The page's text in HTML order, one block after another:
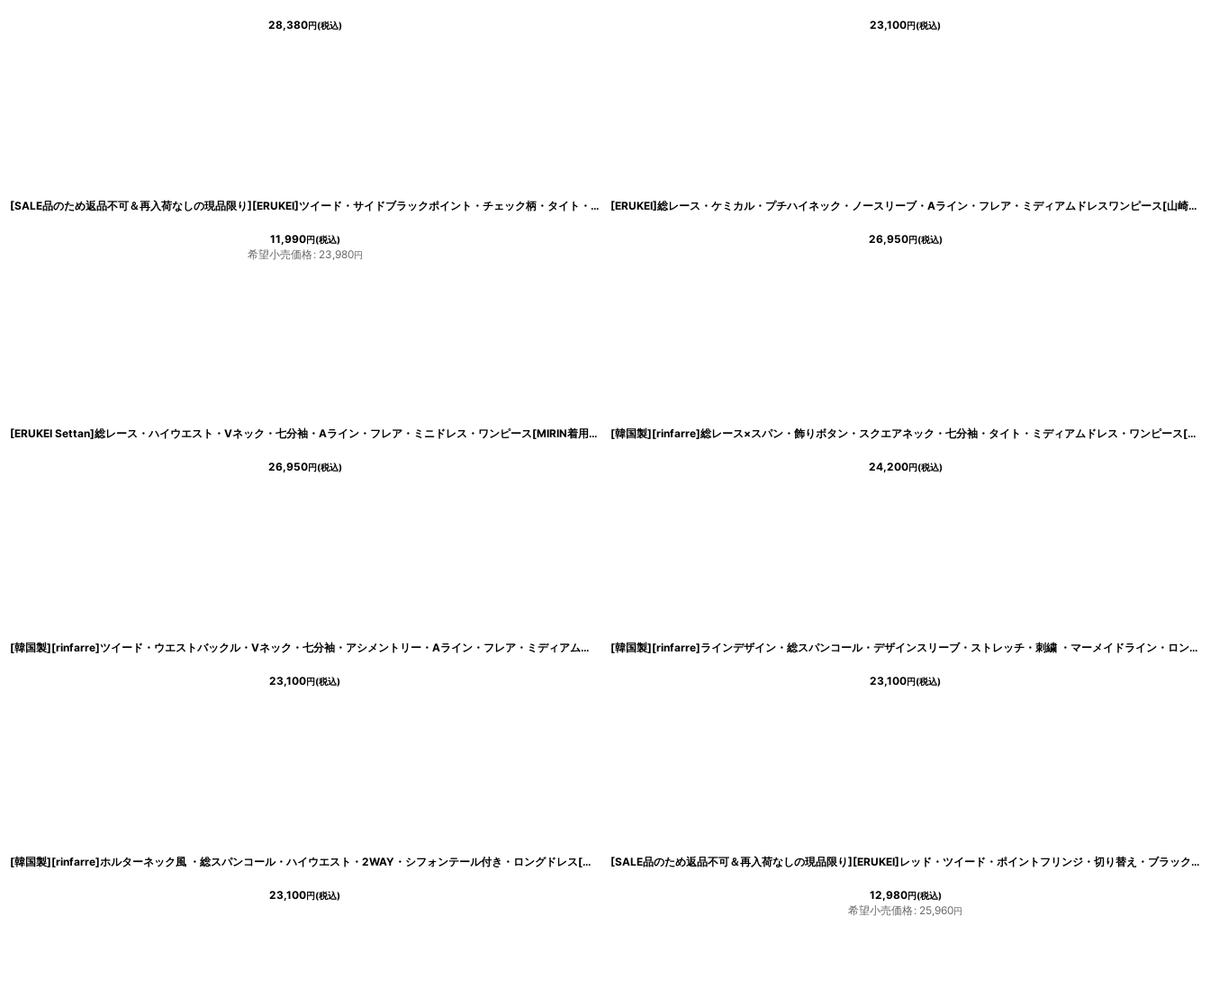
28,380円(税込) 23,100円(税込)
[SALE品のため返品不可＆再入荷なしの現品限り][ERUKEI]ツイード・サイドブラックポイント・チェック柄・タイト・ノースリーブ・ミニドレス・ワンピース[山崎みどり・れお着用]《送料＆代引き手数料無料》 [lk-c22072]
11,990円(税込)
希望小売価格: 23,980円
[ERUKEI]総レース・ケミカル・プチハイネック・ノースリーブ・Aライン・フレア・ミディアムドレスワンピース[山崎みどり・黒木麗奈着用]《送料＆代引き手数料無料》mypk
26,950円(税込)
[ERUKEI Settan]総レース・ハイウエスト・Vネック・七分袖・Aライン・フレア・ミニドレス・ワンピース[MIRIN着用]《送料＆代引き手数料無料》 [lk-s32088s]
26,950円(税込)
[韓国製][rinfarre]総レース×スパン・飾りボタン・スクエアネック・七分袖・タイト・ミディアムドレス・ワンピース[山崎みどり着用]《送料＆代引き手数料無料》myall
24,200円(税込)
[韓国製][rinfarre]ツイード・ウエストバックル・Vネック・七分袖・アシメントリー・Aライン・フレア・ミディアムドレス・ワンピース[山崎みどり着用]《送料＆代引き手数料無料》my [ cd-k05814p ]
23,100円(税込)
[韓国製][rinfarre]ラインデザイン・総スパンコール・デザインスリーブ・ストレッチ・刺繍 ・マーメイドライン・ロングドレス[山崎みどり・黒木麗奈着用]《送料＆代引き手数料無料》 mynv
23,100円(税込)
[韓国製][rinfarre]ホルターネック風 ・総スパンコール・ハイウエスト・2WAY・シフォンテール付き・ロングドレス[黒木麗奈着用]《送料＆代引き手数料無料》 [cd-k05807km]
23,100円(税込)
[SALE品のため返品不可＆再入荷なしの現品限り][ERUKEI]レッド・ツイード・ポイントフリンジ・切り替え・ブラックライン・タイト・膝丈・ミニドレス・ワンピース[黒木麗奈着用]《送料＆代引き手数料無料》
12,980円(税込)
希望小売価格: 25,960円